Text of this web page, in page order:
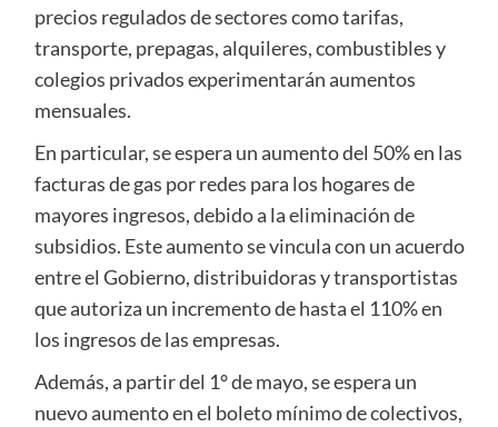
precios regulados de sectores como tarifas,
transporte, prepagas, alquileres, combustibles y
colegios privados experimentarán aumentos
mensuales.
En particular, se espera un aumento del 50% en las
facturas de gas por redes para los hogares de
mayores ingresos, debido a la eliminación de
subsidios. Este aumento se vincula con un acuerdo
entre el Gobierno, distribuidoras y transportistas
que autoriza un incremento de hasta el 110% en
los ingresos de las empresas.
Además, a partir del 1° de mayo, se espera un
nuevo aumento en el boleto mínimo de colectivos,